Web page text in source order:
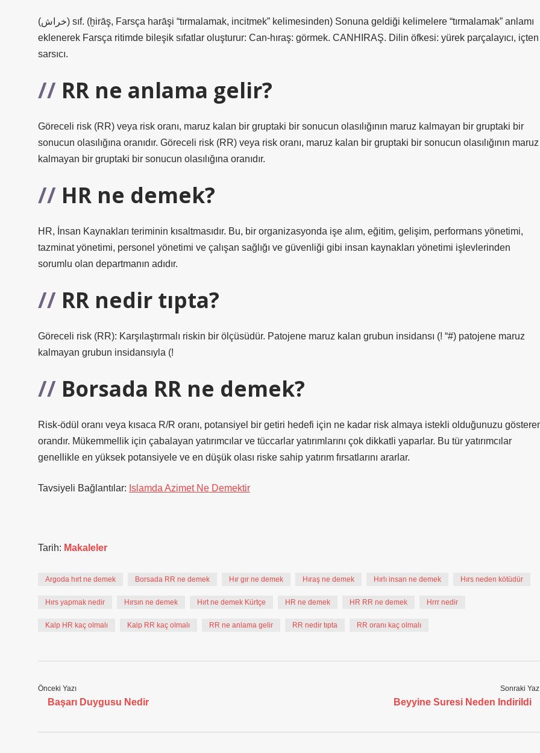
(ﺧﺮﺍﺵ) sıf. (ḫirāş, Farsça harāşі “tırmalamak, incitmek” kelimesinden) Sonuna geldiği kelimelere “tırmalamak” anlamı
eklenerek Farsça ritimde bileşik sıfatlar oluşturur: Can-hıraş: görmek. CANHIRAŞ. Dilin öfkesi: yürek parçalayıcı, içten
sarsıcı.
RR ne anlama gelir?
Göreceli risk (RR) veya risk oranı, maruz kalan bir gruptaki bir sonucun olasılığının maruz kalmayan bir gruptaki bir
sonucun olasılığına oranıdır. Göreceli risk (RR) veya risk oranı, maruz kalan bir gruptaki bir sonucun olasılığının maruz
kalmayan bir gruptaki bir sonucun olasılığına oranıdır.
HR ne demek?
HR, İnsan Kaynakları teriminin kısaltmasıdır. Bu, bir organizasyonda işe alım, eğitim, gelişim, performans yönetimi,
tazminat yönetimi, personel yönetimi ve çalışan sağlığı ve güvenliği gibi insan kaynakları yönetimi işlevlerinden
sorumlu olan departmanın adıdır.
RR nedir tıpta?
Göreceli risk (RR): Karşılaştırmalı riskin bir ölçüsüdür. Patojene maruz kalan grubun insidansı (! “#) patojene maruz
kalmayan grubun insidansıyla (!
Borsada RR ne demek?
Risk-ödül oranı veya kısaca R/R oranı, potansiyel bir getiri hedefi için ne kadar risk almaya istekli olduğunuzu
orandır. Mükemmellik için çabalayan yatırımcılar ve tüccarlar yatırımlarını çok dikkatli yaparlar. Bu tür yatırımcılar
genellikle en yüksek potansiyele ve en düşük olası riske sahip yatırım fırsatlarını ararlar.
Tavsiyeli Bağlantılar: Islamda Azimet Ne Demektir
Tarih: Makaleler
Argoda hırt ne demek Borsada RR ne demek Hır gır ne demek Hıraş ne demek Hırlı insan ne demek Hırs neden kötüdür
Hırs yapmak nedir Hırsın ne demek Hırt ne demek Kürtçe HR ne demek HR RR ne demek Hrrr nedir
Kalp HR kaç olmalı Kalp RR kaç olmalı RR ne anlama gelir RR nedir tıpta RR oranı kaç olmalı
Önceki Yazı
Başarı Duygusu Nedir
Sonraki
Beyyine Suresi Neden Indirildi